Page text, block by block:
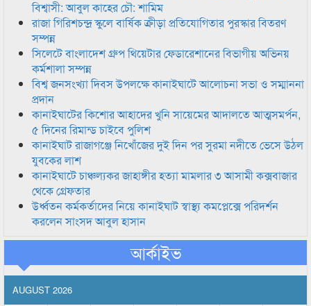
বিশ্বাসী: আবুল কাহের চৌ: শামিম
রাজা গিরিশচন্দ্র স্কুলে বার্ষিক ক্রীড়া প্রতিযোগিতার পুরস্কার বিতরণ
সম্পন্ন
সিলেটে বাংলাদেশ গ্রুপ থিয়েটার ফেডারেশানের বিভাগীয় অভিনয়
কর্মশালা সম্পন্ন
বিশ্ব জনসংখ্যা দিবস উপলক্ষে কানাইঘাটে আলোচনা সভা ও সম্মাননা
প্রদান
কানাইঘাটের কিশোর আহাদের খুনি সায়েমের আদালতে আত্মসমর্পন,
৫ দিনের রিমান্ড চাইবে পুলিশ
কানাইঘাট রাজাগঞ্জে নিখোঁজের দুই দিন পর সুরমা নদীতে ভেসে উঠল
যুবকের লাশ
কানাইঘাটে চাঞ্চল্যকর জাহাঙ্গীর হত্যা মামলার ৩ আসামী কক্সবাজার
থেকে গ্রেফতার
উর্ধ্বতন কর্মকর্তাদের নিয়ে কানাইঘাট স্বাস্থ্য কমপ্লেক্সে পরিদর্শন
করলেন সাংসদ আবুল হাসান
আর্কাইভ
AUGUST 2026